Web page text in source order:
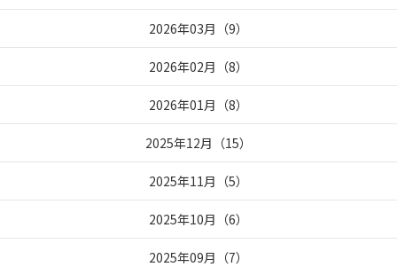
2026年03月 （9）
2026年02月 （8）
2026年01月 （8）
2025年12月 （15）
2025年11月 （5）
2025年10月 （6）
2025年09月 （7）